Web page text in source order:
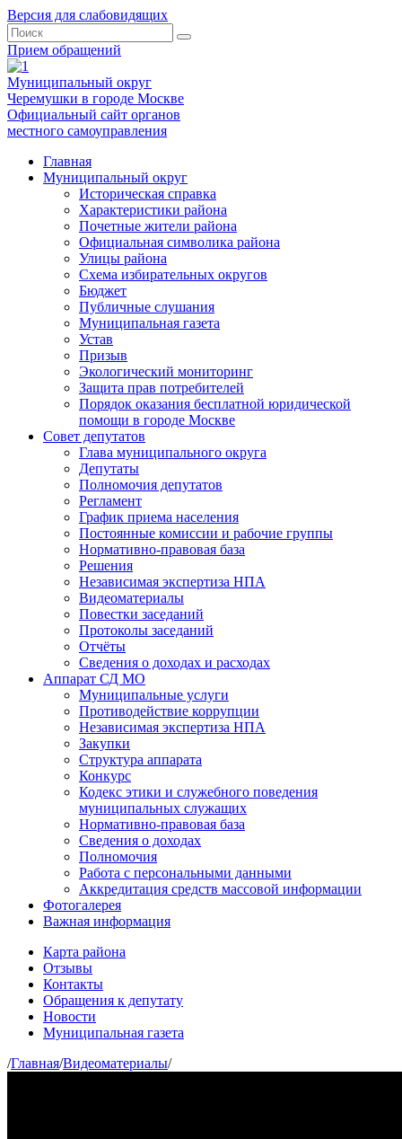
Версия для слабовидящих
Прием обращений
Муниципальный округ
Черемушки в городе Москве
Официальный сайт органов
местного самоуправления
Главная
Муниципальный округ
Историческая справка
Характеристики района
Почетные жители района
Официальная символика района
Улицы района
Схема избирательных округов
Бюджет
Публичные слушания
Муниципальная газета
Устав
Призыв
Экологический мониторинг
Защита прав потребителей
Порядок оказания бесплатной юридической
помощи в городе Москве
Совет депутатов
Глава муниципального округа
Депутаты
Полномочия депутатов
Регламент
График приема населения
Постоянные комиссии и рабочие группы
Нормативно-правовая база
Решения
Независимая экспертиза НПА
Видеоматериалы
Повестки заседаний
Протоколы заседаний
Отчёты
Сведения о доходах и расходах
Аппарат СД МО
Муниципальные услуги
Противодействие коррупции
Независимая экспертиза НПА
Закупки
Структура аппарата
Конкурс
Кодекс этики и служебного поведения
муниципальных служащих
Нормативно-правовая база
Сведения о доходах
Полномочия
Работа с персональными данными
Аккредитация средств массовой информации
Фотогалерея
Важная информация
Карта района
Отзывы
Контакты
Обращения к депутату
Новости
Муниципальная газета
/Главная/Видеоматериалы/